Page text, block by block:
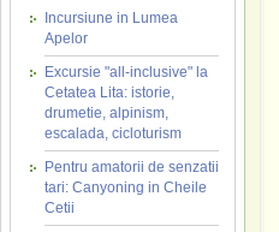
Incursiune in Lumea
Apelor
Excursie "all-inclusive" la
Cetatea Lita: istorie,
drumetie, alpinism,
escalada, cicloturism
Pentru amatorii de senzatii
tari: Canyoning in Cheile
Cetii